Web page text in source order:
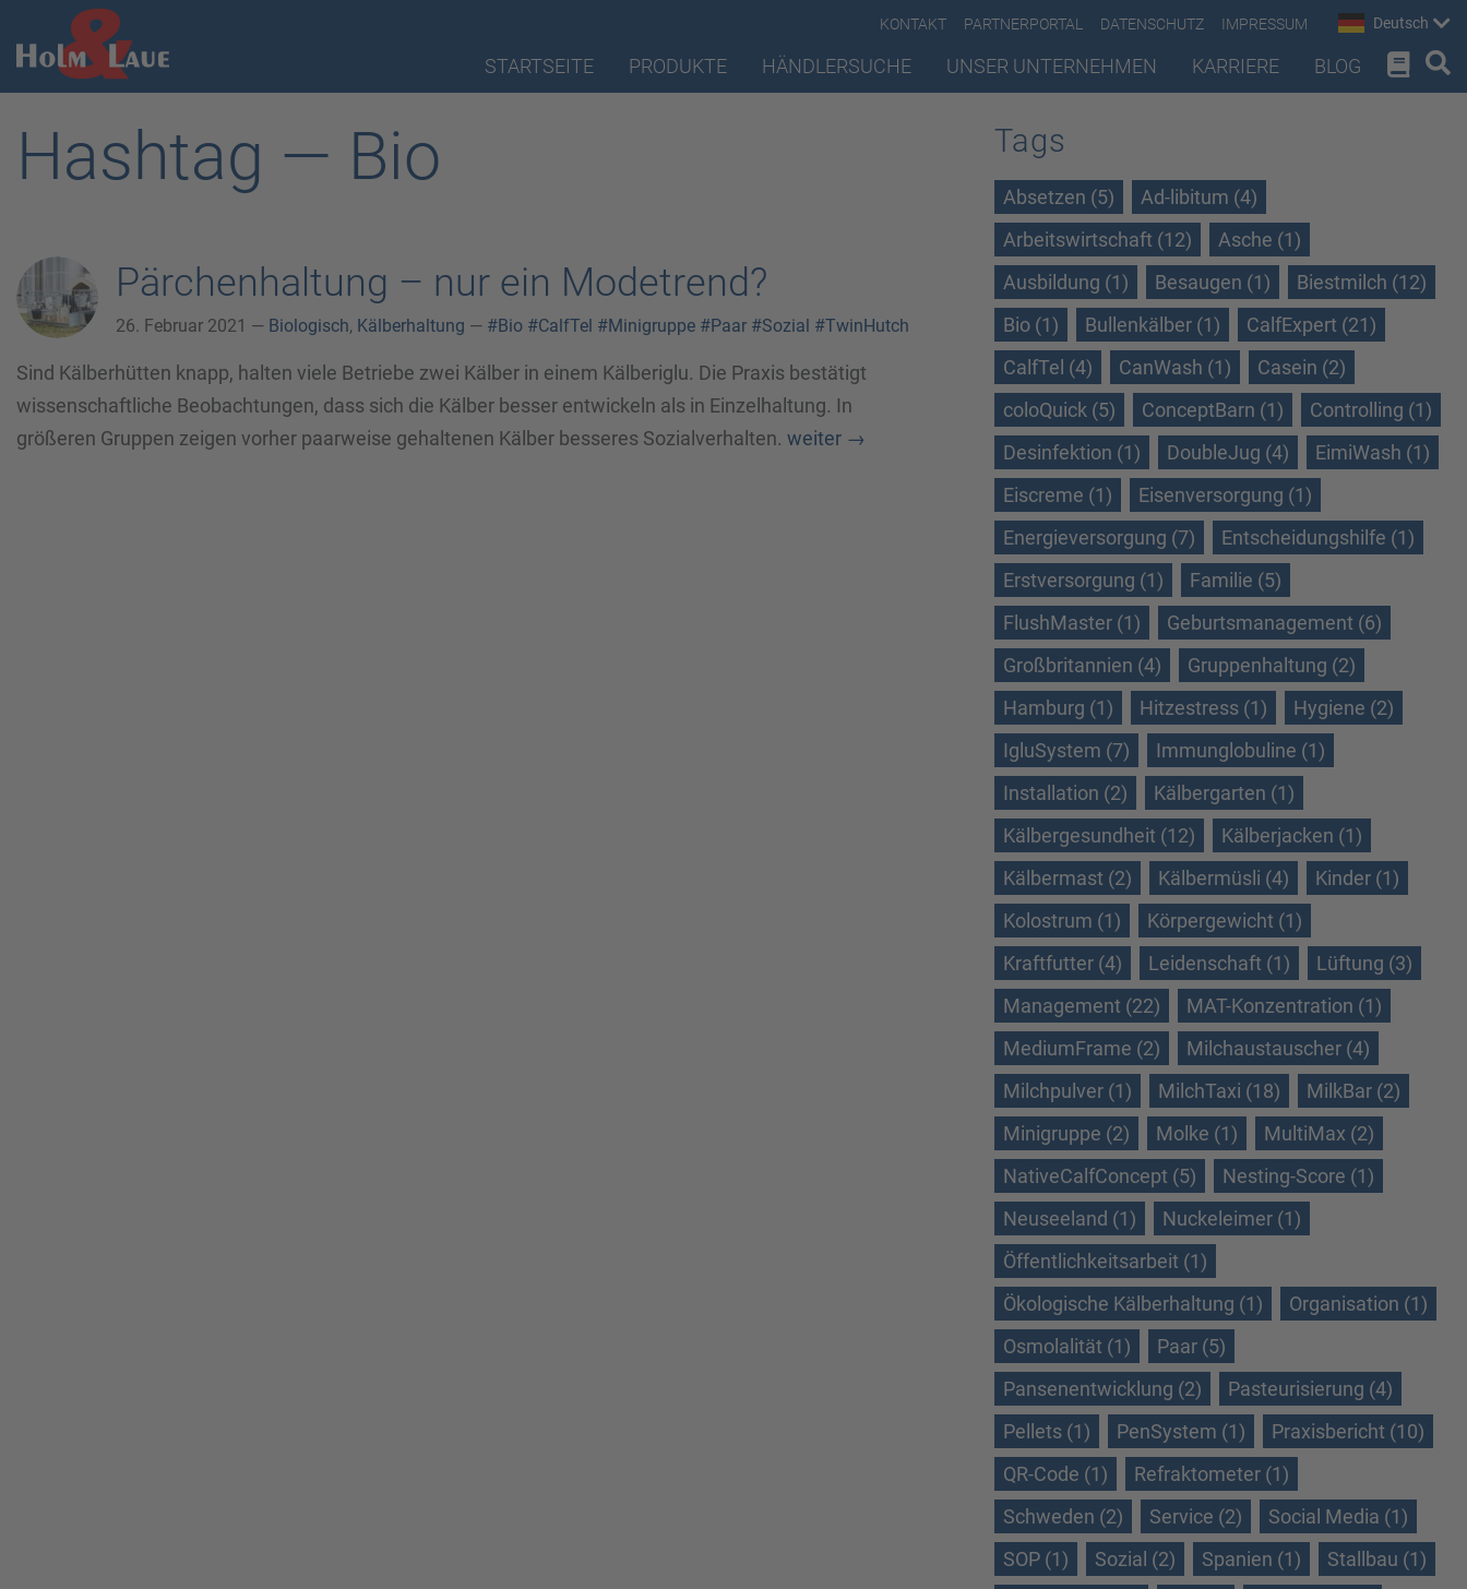
KONTAKT PARTNERPORTAL DATENSCHUTZ IMPRESSUM Deutsch
STARTSEITE PRODUKTE HÄNDLERSUCHE UNSER UNTERNEHMEN KARRIERE BLOG
Hashtag — Bio
Pärchenhaltung – nur ein Modetrend?
26. Februar 2021 — Biologisch, Kälberhaltung — #Bio #CalfTel #Minigruppe #Paar #Sozial #TwinHutch
Sind Kälberhütten knapp, halten viele Betriebe zwei Kälber in einem Kälberiglu. Die Praxis bestätigt
wissenschaftliche Beobachtungen, dass sich die Kälber besser entwickeln als in Einzelhaltung. In
größeren Gruppen zeigen vorher paarweise gehaltenen Kälber besseres Sozialverhalten. weiter →
Tags
Absetzen (5)
Ad-libitum (4)
Arbeitswirtschaft (12)
Asche (1)
Ausbildung (1)
Besaugen (1)
Biestmilch (12)
Bio (1)
Bullenkälber (1)
CalfExpert (21)
CalfTel (4)
CanWash (1)
Casein (2)
coloQuick (5)
ConceptBarn (1)
Controlling (1)
Desinfektion (1)
DoubleJug (4)
EimiWash (1)
Eiscreme (1)
Eisenversorgung (1)
Energieversorgung (7)
Entscheidungshilfe (1)
Erstversorgung (1)
Familie (5)
FlushMaster (1)
Geburtsmanagement (6)
Großbritannien (4)
Gruppenhaltung (2)
Hamburg (1)
Hitzestress (1)
Hygiene (2)
IgluSystem (7)
Immunglobuline (1)
Installation (2)
Kälbergarten (1)
Kälbergesundheit (12)
Kälberjacken (1)
Kälbermast (2)
Kälbermüsli (4)
Kinder (1)
Kolostrum (1)
Körpergewicht (1)
Kraftfutter (4)
Leidenschaft (1)
Lüftung (3)
Management (22)
MAT-Konzentration (1)
MediumFrame (2)
Milchaustauscher (4)
Milchpulver (1)
MilchTaxi (18)
MilkBar (2)
Minigruppe (2)
Molke (1)
MultiMax (2)
NativeCalfConcept (5)
Nesting-Score (1)
Neuseeland (1)
Nuckeleimer (1)
Öffentlichkeitsarbeit (1)
Ökologische Kälberhaltung (1)
Organisation (1)
Osmolalität (1)
Paar (5)
Pansenentwicklung (2)
Pasteurisierung (4)
Pellets (1)
PenSystem (1)
Praxisbericht (10)
QR-Code (1)
Refraktometer (1)
Schweden (2)
Service (2)
Social Media (1)
SOP (1)
Sozial (2) Spanien (1)
Stallbau (1)